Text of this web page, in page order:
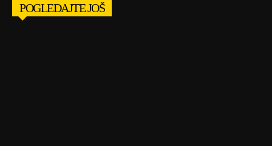
POGLEDAJTE JOŠ